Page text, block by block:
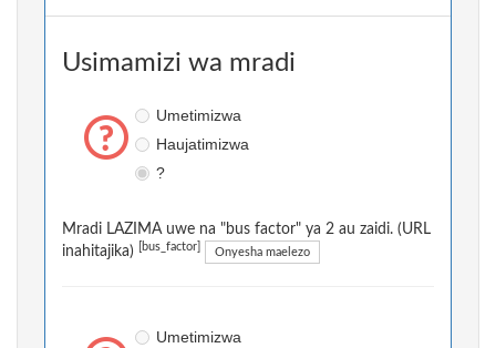
Usimamizi wa mradi
Umetimizwa
Haujatimizwa
?
Mradi LAZIMA uwe na "bus factor" ya 2 au zaidi. (URL
inahitajika)
[bus_factor] Onyesha maelezo
Umetimizwa